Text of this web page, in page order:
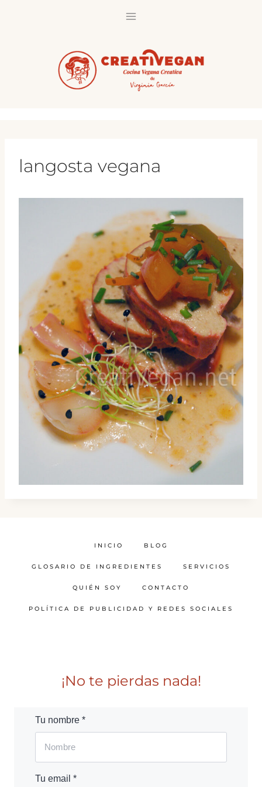
langosta vegana
INICIO BLOG
GLOSARIO DE INGREDIENTES SERVICIOS
QUIÉN SOY CONTACTO
POLÍTICA DE PUBLICIDAD Y REDES SOCIALES
¡No te pierdas nada!
Tu nombre *
Tu email *